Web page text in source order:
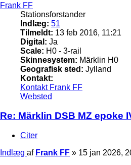
Frank FF
Stationsforstander
Indlæg: 51
Tilmeldt: 13 feb 2016, 11:21
Digital: Ja
Scale: H0 - 3-rail
Skinnesystem: Märklin H0
Geografisk sted: Jylland
Kontakt:
Kontakt Frank FF
Websted
Re: Märklin DSB MZ epoke
Citer
Indlæg af Frank FF » 15 jan 2026,